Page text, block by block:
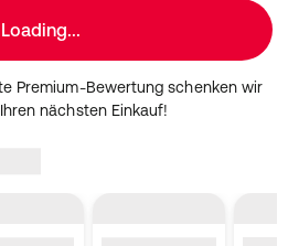
Loading...
Premium-Bewertung schenken wir
nächsten Einkauf!